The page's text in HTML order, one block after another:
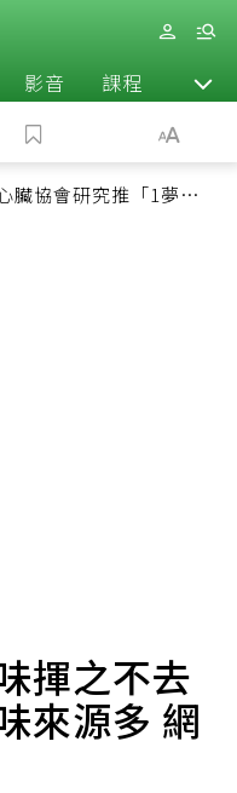
影音 課程 退休
協會研究推「1夢幻水
揮之不去
來源多 網